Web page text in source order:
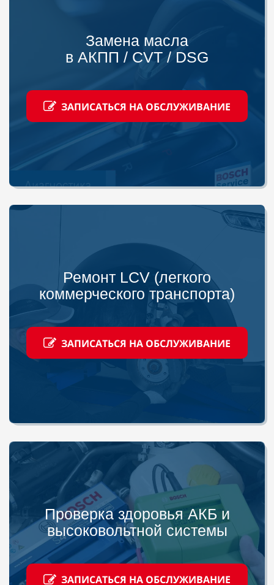
Замена масла
в АКПП / CVT / DSG
ЗАПИСАТЬСЯ НА ОБСЛУЖИВАНИЕ
Ремонт LCV (легкого
коммерческого транспорта)
ЗАПИСАТЬСЯ НА ОБСЛУЖИВАНИЕ
Проверка здоровья АКБ и
высоковольтной системы
ЗАПИСАТЬСЯ НА ОБСЛУЖИВАНИЕ